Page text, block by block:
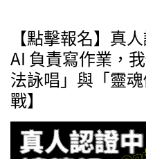
【點擊報名】真
AI 負責寫作業，
法詠唱」與「靈
戰】